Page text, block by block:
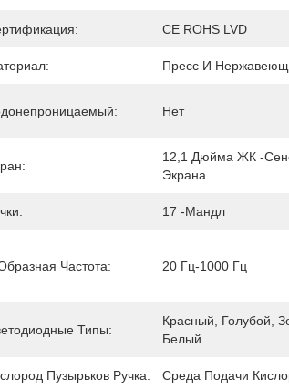
CE ROHS LVD
Пресс И
Нет
12,1 Дюйма ЖК -
Экрана
17 -мандл
Частота: 20 Гц-1000 Гц
Типы:
Красный, Голубой,
Белый
Пузырьков Ручка: Среда Подачи